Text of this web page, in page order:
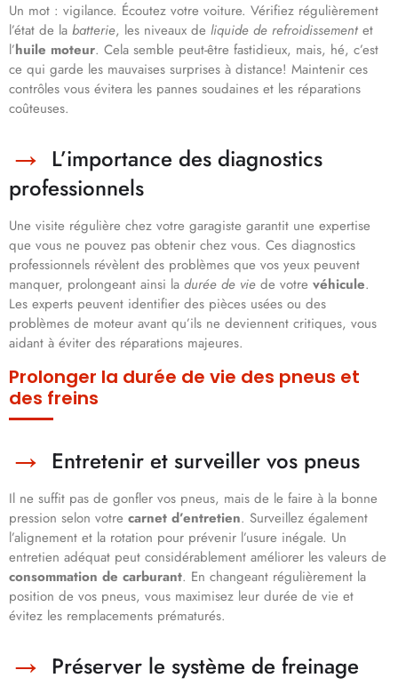
Un mot : vigilance. Écoutez votre voiture. Vérifiez régulièrement
l’état de la batterie, les niveaux de liquide de refroidissement et
l’huile moteur. Cela semble peut-être fastidieux, mais, hé, c’est
ce qui garde les mauvaises surprises à distance! Maintenir ces
contrôles vous évitera les pannes soudaines et les réparations
coûteuses.
L’importance des diagnostics
professionnels
Une visite régulière chez votre garagiste garantit une expertise
que vous ne pouvez pas obtenir chez vous. Ces diagnostics
professionnels révèlent des problèmes que vos yeux peuvent
manquer, prolongeant ainsi la durée de vie de votre véhicule.
Les experts peuvent identifier des pièces usées ou des
problèmes de moteur avant qu’ils ne deviennent critiques, vous
aidant à éviter des réparations majeures.
Prolonger la durée de vie des pneus et
des freins
Entretenir et surveiller vos pneus
Il ne suffit pas de gonfler vos pneus, mais de le faire à la bonne
pression selon votre carnet d’entretien. Surveillez également
l’alignement et la rotation pour prévenir l’usure inégale. Un
entretien adéquat peut considérablement améliorer les valeurs de
consommation de carburant. En changeant régulièrement la
position de vos pneus, vous maximisez leur durée de vie et
évitez les remplacements prématurés.
Préserver le système de freinage